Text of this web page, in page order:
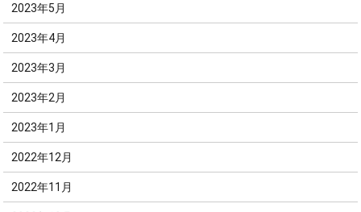
2023年5月
2023年4月
2023年3月
2023年2月
2023年1月
2022年12月
2022年11月